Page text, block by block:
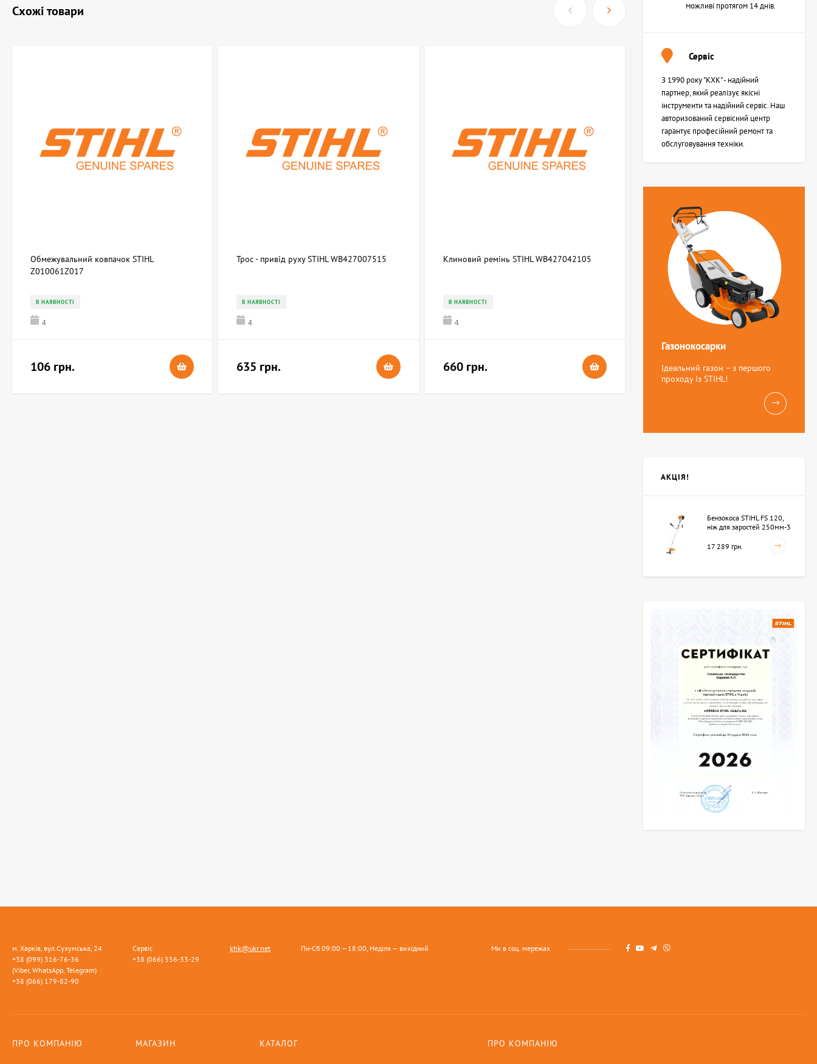
Схожі товари
Обмежувальний ковпачок STIHL
Z010061Z017
В НАЯВНОСТІ
4
106 грн.
Трос - привід руху STIHL WB427007515
В НАЯВНОСТІ
4
635 грн.
Клиновий ремінь STIHL WB427042105
В НАЯВНОСТІ
4
660 грн.
Зворотня пружина STIHL (Z000013Z000)
В НАЯВНОСТІ
24 грн.
можливі протягом 14 днів.
Сервіс
З 1990 року "КХК" - надійний
партнер, який реалізує якісні
інструменти та надійний сервіс. Наш
авторизований сервісний центр
гарантує професійний ремонт та
обслуговування техніки.
Газонокосарки
Ідеальний газон – з першого
проходу із STIHL!
АКЦІЯ!
Бензокоса STIHL FS 120,
ніж для заростей 250мм-3
17 289 грн.
м. Харків, вул.Сухумська, 24
+38 (099) 316-76-36
(Viber, WhatsApp, Telegram)
+38 (066) 179-82-90
Сервіс
+38 (066) 556-33-29
khk@ukr.net Пн-Сб 09:00 —18:00, Неділя — вихідний Ми в соц. мережах
ПРО КОМПАНІЮ МАГАЗИН КАТАЛОГ ПРО КОМПАНІЮ